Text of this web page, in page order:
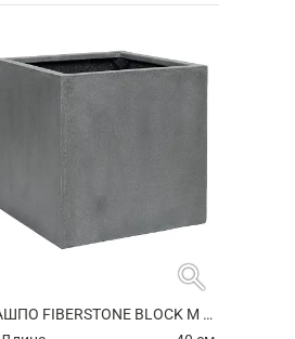
search
КАШПО FIBERSTONE BLOCK M GREY